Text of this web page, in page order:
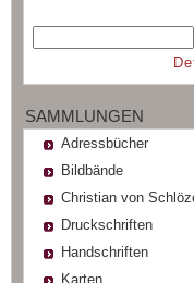
SAMMLUNGEN
Adressbücher
Bildbände
Christian von
Druckschriften
Handschriften
Karten